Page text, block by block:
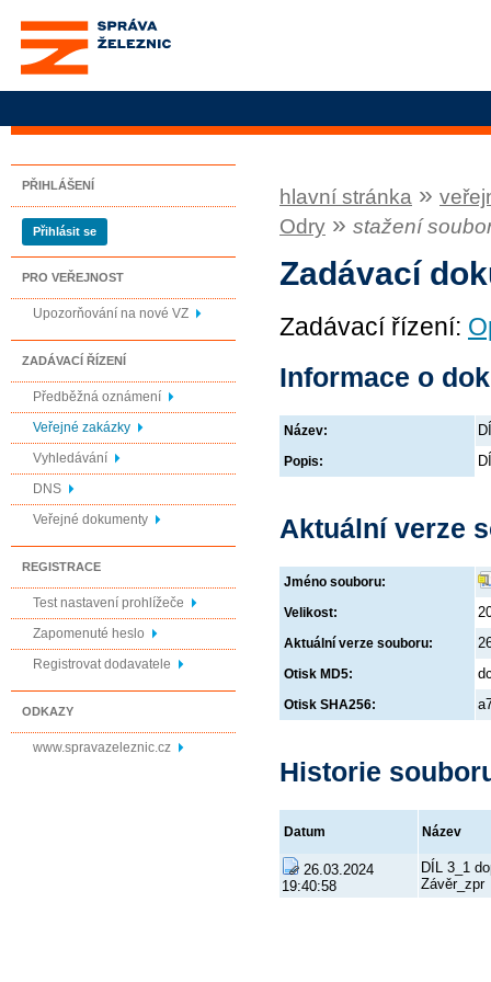
Správa železnic, státní
organizace
PŘIHLÁŠENÍ
Přihlásit se
PRO VEŘEJNOST
Upozorňování na nové VZ
ZADÁVACÍ ŘÍZENÍ
Předběžná oznámení
Veřejné zakázky
Vyhledávání
DNS
Veřejné dokumenty
REGISTRACE
Test nastavení prohlížeče
Zapomenuté heslo
Registrovat dodavatele
ODKAZY
www.spravazeleznic.cz
hlavní stránka »
Odry » stažení
Zadávací
Zadávací řízení:
Informace o
Název:
Popis:
Aktuální verze
Jméno souboru:
Velikost:
Aktuální verze souboru:
Otisk MD5:
Otisk SHA256:
Historie
Datum Název
26.03.2024
19:40:58
DÍL 3_1
Závěr_zpr